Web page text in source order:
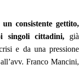
consistente gettito,
singoli cittadini,già
e da una pressione
Franco Mancini,